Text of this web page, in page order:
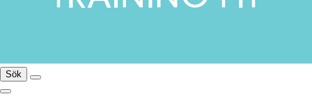
Sök